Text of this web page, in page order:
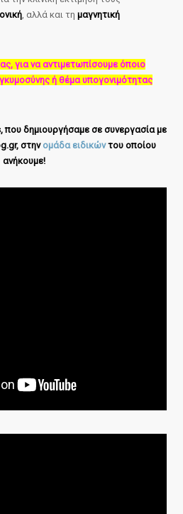
, αλλά και τημαγνητική
για να αντιμετωπίσουμε όποιο
ή θέμα υπογονιμότητας
που δημιουργήσαμε σε συνεργασία με
στην ομάδα ειδικώντου οποίου
ανήκουμε!